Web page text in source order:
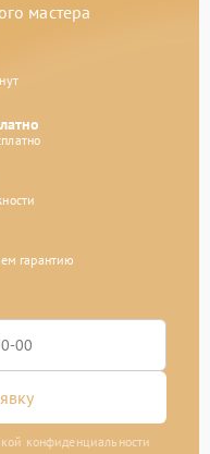
мастера
гарантию
конфиденциальности